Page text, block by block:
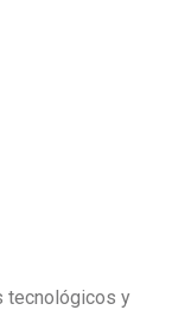
tecnológicos y